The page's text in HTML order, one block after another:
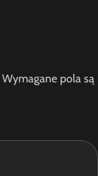
Wymagane pola są